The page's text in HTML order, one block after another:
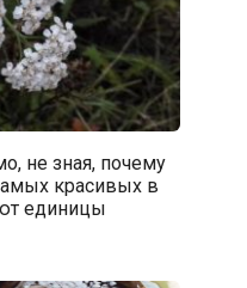
не зная, почему
красивых в
единицы